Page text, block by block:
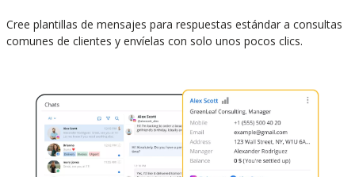
Cree plantillas de mensajes para respuestas estándar a consultas
comunes de clientes y envíelas con solo unos pocos clics.